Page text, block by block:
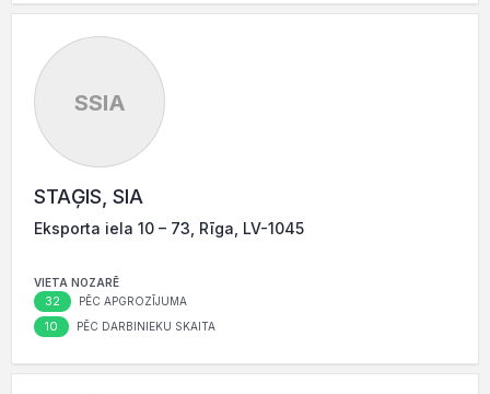
SSIA
STAĢIS, SIA
Eksporta iela 10 – 73, Rīga, LV-1045
VIETA NOZARĒ
32 PĒC APGROZĪJUMA
10 PĒC DARBINIEKU SKAITA